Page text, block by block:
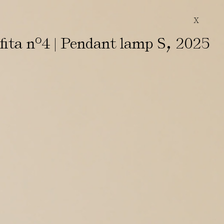
X
nº4 | Pendant lamp S, 2025